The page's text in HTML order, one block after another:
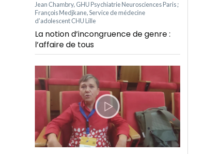
Jean Chambry, GHU Psychiatrie Neurosciences Paris ;
François Medjkane, Service de médecine
d’adolescent CHU Lille
La notion d’incongruence de genre :
l’affaire de tous